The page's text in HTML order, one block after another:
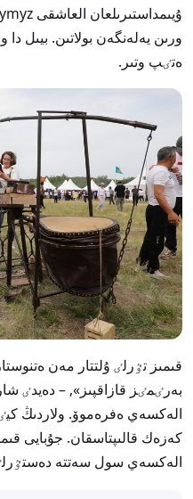
ورىن يەلەنگەن بولاتىن. بيىل
ەتٸپ وتىر.
قىمىز تٷرلٸ ۇلتتار مەن
بەرٸمٸز قازاقپىز», – دەيدٸ
الەكسەي ەفرەموۆ. ولاردىڭ
كەزەك قالىپتاسقان. جۇبايى
الەكسەي سول سەتتە